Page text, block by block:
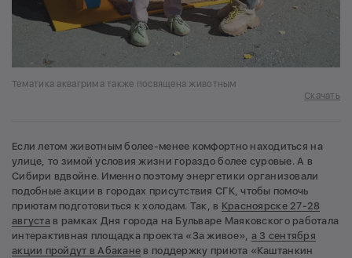
Тематика аквагрима также посвящена животным
Скачать
Если летом животным более-менее комфортно находиться на
улице, то зимой условия жизни гораздо более суровые. А в
Сибири вдвойне. Именно поэтому энергетики организовали
подобные акции в городах присутствия СГК, чтобы помочь
приютам подготовиться к холодам. Так, в Красноярске 27-28
августа в рамках Дня города на Бульваре Маяковского работала
интерактивная площадка проекта «За живое», а 3 сентября
акции пройдут в Абакане в поддержку приюта «Каштанкин